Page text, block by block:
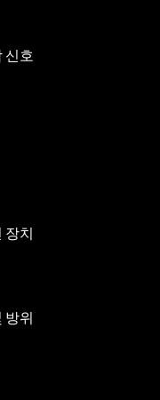
신호
장치
방위